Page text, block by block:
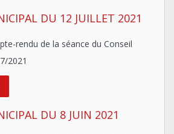
DU 12 JUILLET 2021
rendu de la séance du Conseil
2021
DU 8 JUIN 2021